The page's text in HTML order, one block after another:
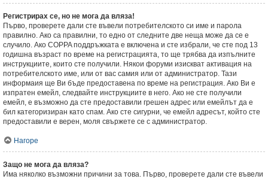
Регистрирах се, но не мога да вляза!
Първо, проверете дали сте въвели потребителското си име и парола
правилно. Ако са правилни, то едно от следните две неща може да се е
случило. Ако COPPA поддръжката е включена и сте избрали, че сте под 13
годишна възраст по време на регистрацията, то ще трябва да изпълните
инструкциите, които сте получили. Някои форуми изискват активация на
потребителското име, или от вас самия или от администратор. Тази
информаия ще Ви бъде предоставена по време на регистрация. Ако Ви е
изпратен емейл, следвайте инструкциите в него. Ако не сте получили
емейл, е възможно да сте предоставили грешен адрес или емейлът да е
бил категоризиран като спам. Ако сте сигурни, че емейл адресът, който сте
предоставили е верен, моля свържете се с администратор.
Нагоре
Защо не мога да вляза?
Има няколко възможни причини за това. Първо, проверете дали сте въвели